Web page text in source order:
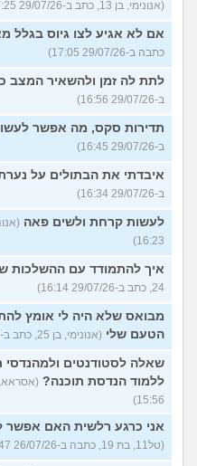
(אנונימי, בן 13, כתב ב-29/07/26 17:25)
אם לא אגיע לצו גיוס בגלל
כתבה ב-29/07/26 17:05)
לתת לה זמן ולהשאיר המצב
ב-29/07/26 16:56)
תדירות סקס, מה אפשר
ב-29/07/26 16:45)
איבדתי את הבתולים על נערת
ב-29/07/26 16:34)
לעשות קרחת ולשים פאה
16:23)
איך להתמודד עם ההשלכות
24, כתב ב-29/07/26 16:14)
מבואס שלא היה לי אומץ
הטעם שלי (אנונימי, בן 25, כתב ב-29/07/26 16:05)
שאלה לסטודנטים ולמהנדסי
ללמוד הנדסת תוכנה?
15:56)
אני כרגע רלשית האם אפשר
(טל11, בת 19, כתבה ב-26/07/26 16:47)